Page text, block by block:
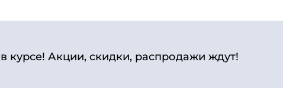
курсе! Акции, скидки, распродажи ждут!